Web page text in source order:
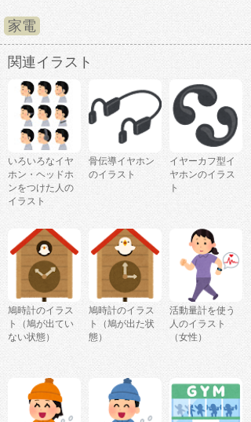
家電
関連イラスト
いろいろなイヤ
ホン・ヘッドホ
ンをつけた人の
イラスト
骨伝導イヤホン
のイラスト
イヤーカフ型イ
ヤホンのイラス
ト
鳩時計のイラス
ト（鳩が出てい
ない状態）
鳩時計のイラス
ト（鳩が出た状
態）
活動量計を使う
人のイラスト
（女性）